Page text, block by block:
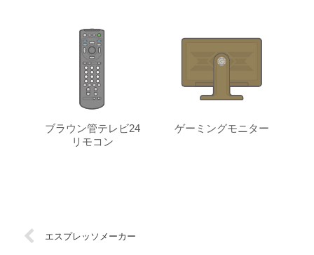
ブラウン管テレビ24
リモコン
ゲーミングモニター
エスプレッソメーカー